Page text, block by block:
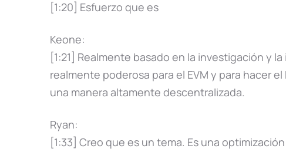
[1:20] Esfuerzo que es
Keone:
[1:21] Realmente basado en la investigación y
realmente poderosa para el EVM y para hacer
una manera altamente descentralizada.
Ryan:
[1:33] Creo que es un tema. Es una